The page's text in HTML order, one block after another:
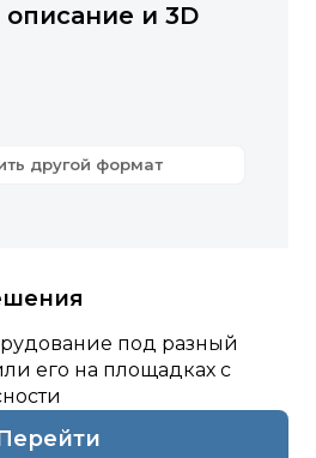
и 3D
другой формат
под разный
его на площадках с